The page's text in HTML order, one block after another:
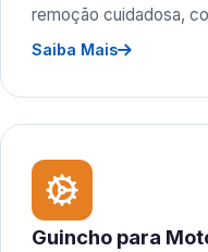
remoção cuidadosa,
Saiba Mais
Guincho para